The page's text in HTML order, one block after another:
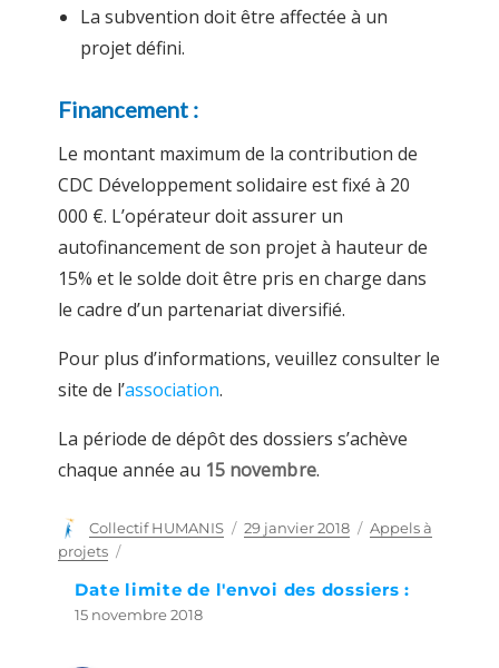
La subvention doit être affectée à un
projet défini.
Financement :
Le montant maximum de la contribution de
CDC Développement solidaire est fixé à 20
000 €. L’opérateur doit assurer un
autofinancement de son projet à hauteur de
15% et le solde doit être pris en charge dans
le cadre d’un partenariat diversifié.
Pour plus d’informations, veuillez consulter le
site de l’association.
La période de dépôt des dossiers s’achève
chaque année au 15 novembre.
Auteur
Collectif HUMANIS
Publié
29 janvier 2018 Catégories
Appels à
projets
Date limite de l'envoi des dossiers :
15 novembre 2018